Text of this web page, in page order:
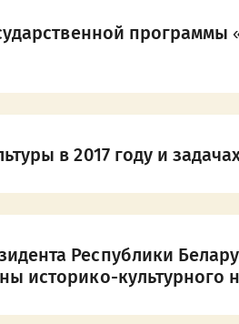
программы
в 2017 году и
Республики
историко-культурного